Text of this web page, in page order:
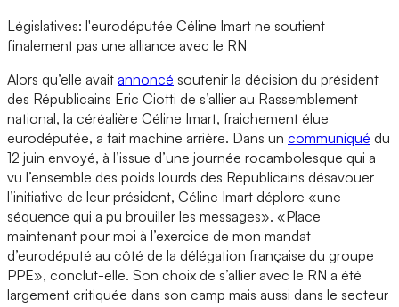
Législatives: l'eurodéputée Céline Imart ne soutient
finalement pas une alliance avec le RN
Alors qu’elle avait annoncé soutenir la décision du président
des Républicains Eric Ciotti de s’allier au Rassemblement
national, la céréalière Céline Imart, fraichement élue
eurodéputée, a fait machine arrière. Dans un communiqué du
12 juin envoyé, à l’issue d’une journée rocambolesque qui a
vu l’ensemble des poids lourds des Républicains désavouer
l’initiative de leur président, Céline Imart déplore «une
séquence qui a pu brouiller les messages». «Place
maintenant pour moi à l’exercice de mon mandat
d’eurodéputé au côté de la délégation française du groupe
PPE», conclut-elle. Son choix de s’allier avec le RN a été
largement critiquée dans son camp mais aussi dans le secteur